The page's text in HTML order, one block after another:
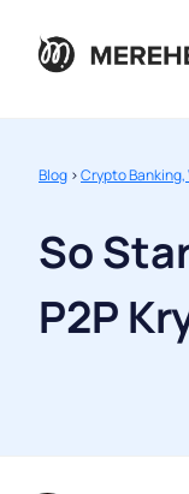
Blog >Crypto
So
P2P